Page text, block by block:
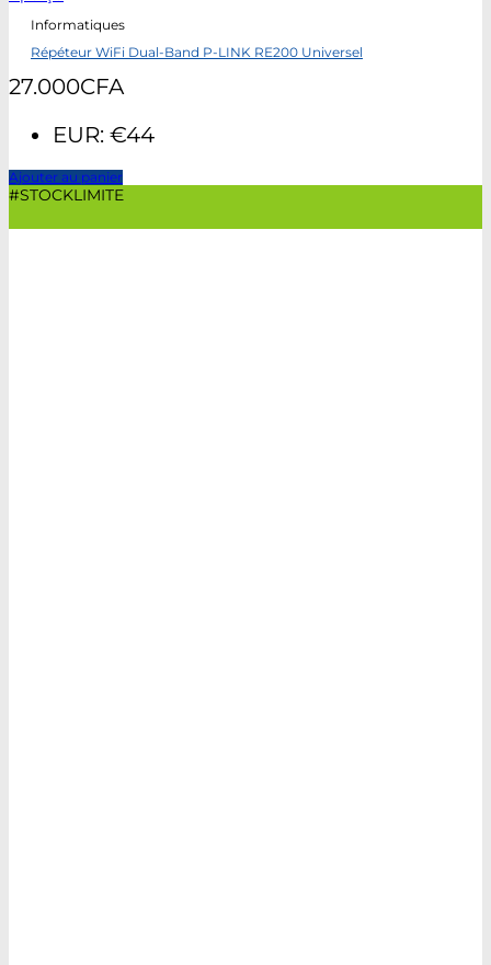
Informatiques
Répéteur WiFi Dual-Band P-LINK RE200 Universel
27.000CFA
EUR: €44
Ajouter au panier
#STOCKLIMITE